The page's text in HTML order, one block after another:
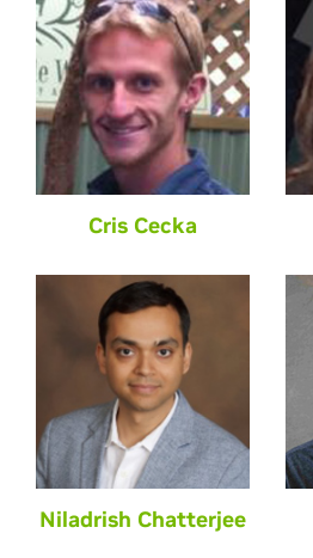
Cris Cecka
Niladrish Chatterjee